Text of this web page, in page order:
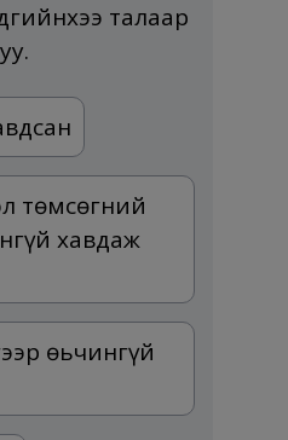
талаар
төмсөгний
хавдаж
өьчингүй